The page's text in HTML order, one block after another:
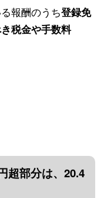
報酬のうち登録免
税金や手数料
超部分は、20.4